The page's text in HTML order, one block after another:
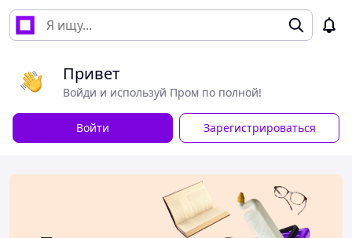
Привет
Войди и используй Пром по полной!
Войти Зарегистрироваться